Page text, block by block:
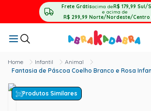
Frete Grátisacima deR$ 179,99 Sul/
e acima de
R$ 299,99 Norte/Nordeste/Centro
Infantil
Animal
Fantasia de Páscoa Coelho Branco e Rosa
Produtos Similares